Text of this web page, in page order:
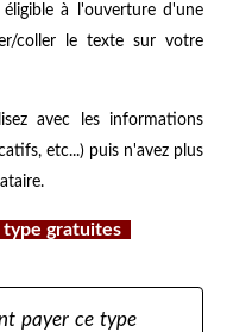
à l'ouverture d'une
coller le texte sur votre
avec les informations
etc...) puis n'avez plus
type gratuites
payer ce type